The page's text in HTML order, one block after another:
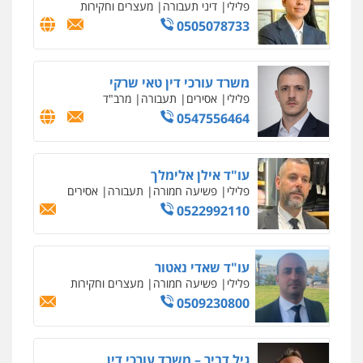
פלילי דיני תעבורה מעצרים וחקירות
0505078733
משרד עורכי דין טאי שרקי
פלילי אסירים תעבורה מרב"ד
0547556464
עו"ד אילן אלימלך
פלילי פשיעה חמורה תעבורה אסירים
0522992110
עו"ד שאדי נאטור
פלילי פשיעה חמורה מעצרים וחקירות
0509230800
גיל דביר – משרד עורכי דין